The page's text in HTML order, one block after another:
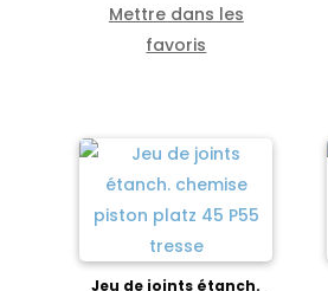
Mettre dans les
favoris
Jeu de joints étanch.